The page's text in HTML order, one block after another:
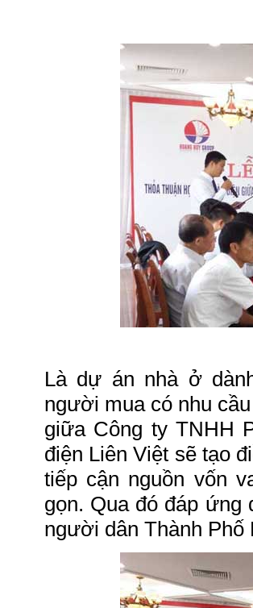
Là dự án nhà ở
người mua có nhu
giữa Công ty TNHH
điện Liên Việt sẽ tạo
tiếp cận nguồn vốn
gọn. Qua đó đáp
người dân Thành Phố